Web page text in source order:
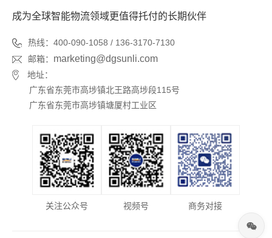
成为全球智能物流领域更值得托付的长期伙伴
热线：400-090-1058 / 136-3170-7130
邮箱： marketing@dgsunli.com
地址：
广东省东莞市高埗镇北王路高埗段115号
广东省东莞市高埗镇塘厦村工业区
关注公众号 视频号 商务对接